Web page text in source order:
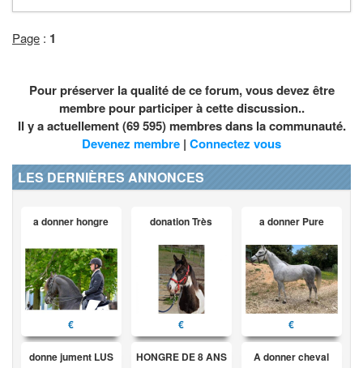
Page : 1
Pour préserver la qualité de ce forum, vous devez être
membre pour participer à cette discussion..
Il y a actuellement (69 595) membres dans la communauté.
Devenez membre | Connectez vous
LES DERNIÈRES ANNONCES
a donner hongre
€
donation Très
€
a donner Pure
€
donne jument LUS HONGRE DE 8 ANS A donner cheval